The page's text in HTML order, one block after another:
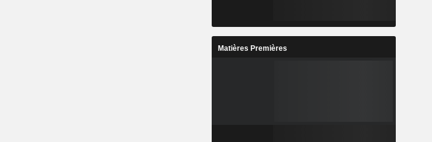
Matières Premières